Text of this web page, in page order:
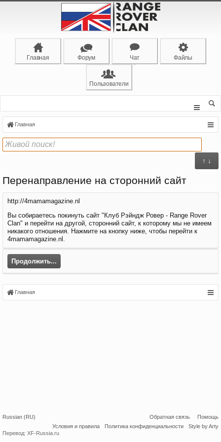
Главная Форум Чат Файлы
Пользователи
Главная
↑ ↓
Перенаправление на сторонний сайт
http://4mamamagazine.nl
Вы собираетесь покинуть сайт "Клуб Рэйндж Ровер - Range Rover
Clan" и перейти на другой, сторонний сайт, к которому мы не имеем
никакого отношения. Нажмите на кнопку ниже, чтобы перейти к
4mamamagazine.nl.
Продолжить...
Главная
Russian (RU) Обратная связь
Помощь
Условия и правила
Политика конфиденциальности
Style by Arty
Перевод: XF-Russia.ru